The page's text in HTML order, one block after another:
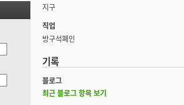
지구
직업
방구석폐인
기록
블로그
최근 블로그 항목 보기